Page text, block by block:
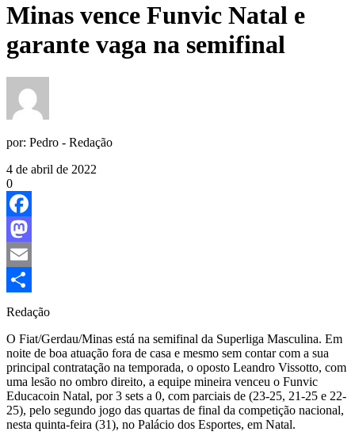
Minas vence Funvic Natal e
garante vaga na semifinal
por: Pedro - Redação
4 de abril de 2022
0
Facebook
Mastodon
Email
Share
Redação
O Fiat/Gerdau/Minas está na semifinal da Superliga Masculina. Em
noite de boa atuação fora de casa e mesmo sem contar com a sua
principal contratação na temporada, o oposto Leandro Vissotto, com
uma lesão no ombro direito, a equipe mineira venceu o Funvic
Educacoin Natal, por 3 sets a 0, com parciais de (23-25, 21-25 e 22-
25), pelo segundo jogo das quartas de final da competição nacional,
nesta quinta-feira (31), no Palácio dos Esportes, em Natal.